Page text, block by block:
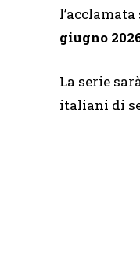
giugno
La serie
italiani di